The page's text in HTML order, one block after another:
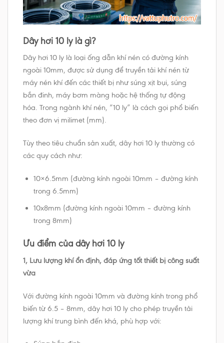
Dây hơi 10 ly là gì?
Dây hơi 10 ly là loại ống dẫn khí nén có đường kính
ngoài 10mm, được sử dụng để truyền tải khí nén từ
máy nén khí đến các thiết bị như súng xịt bụi, súng
bắn đinh, máy bơm màng hoặc hệ thống tự động
hóa. Trong ngành khí nén, “10 ly” là cách gọi phổ biến
theo đơn vị milimet (mm).
Tùy theo tiêu chuẩn sản xuất, dây hơi 10 ly thường có
các quy cách như:
10×6.5mm (đường kính ngoài 10mm – đường kính
trong 6.5mm)
10x8mm (đường kính ngoài 10mm – đường kính
trong 8mm)
Ưu điểm của dây hơi 10 ly
1, Lưu lượng khí ổn định, đáp ứng tốt thiết bị công suất
vừa
Với đường kính ngoài 10mm và đường kính trong phổ
biến từ 6.5 – 8mm, dây hơi 10 ly cho phép truyền tải
lượng khí trung bình đến khá, phù hợp với: